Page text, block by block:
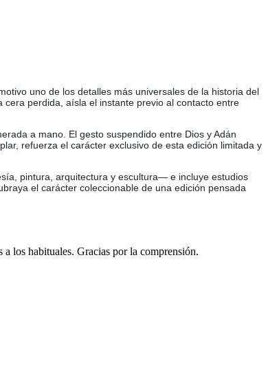
uno de los detalles más universales de la historia del
perdida, aísla el instante previo al contacto entre
a mano. El gesto suspendido entre Dios y Adán
refuerza el carácter exclusivo de esta edición limitada y
pintura, arquitectura y escultura— e incluye estudios
el carácter coleccionable de una edición pensada
los habituales. Gracias por la comprensión.